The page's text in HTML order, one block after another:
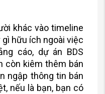
khác vào timeline
hữu ích ngoài việc
cáo, dự án BDS
còn kiêm thêm bán
ngập thông tin bán
nếu là bạn, bạn có